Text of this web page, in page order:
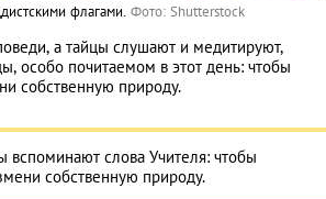
флагами. Фото: Shutterstock
а тайцы слушают и медитируют,
особо почитаемом в этот день: чтобы
собственную природу.
вспоминают слова Учителя: чтобы
собственную природу.